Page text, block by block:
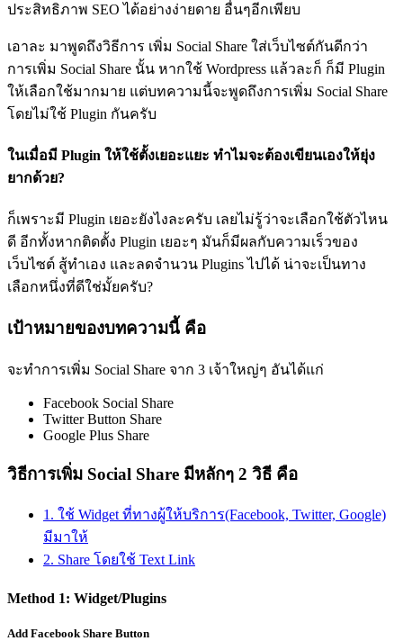
ประสิทธิภาพ SEO ได้อย่างง่ายดาย อื่นๆอีกเพียบ
เอาละ มาพูดถึงวิธีการ เพิ่ม Social Share ใส่เว็บไซต์กันดีกว่า
การเพิ่ม Social Share นั้น หากใช้ Wordpress แล้วละก็ ก็มี Plugin
ให้เลือกใช้มากมาย แต่บทความนี้จะพูดถึงการเพิ่ม Social Share
โดยไม่ใช้ Plugin กันครับ
ในเมื่อมี Plugin ให้ใช้ตั้งเยอะแยะ ทำไมจะต้องเขียนเองให้ยุ่ง
ยากด้วย?
ก็เพราะมี Plugin เยอะยังไงละครับ เลยไม่รู้ว่าจะเลือกใช้ตัวไหน
ดี อีกทั้งหากติดตั้ง Plugin เยอะๆ มันก็มีผลกับความเร็วของ
เว็บไซต์ สู้ทำเอง และลดจำนวน Plugins ไปได้ น่าจะเป็นทาง
เลือกหนึ่งที่ดีใช่มั้ยครับ?
เป้าหมายของบทความนี้ คือ
จะทำการเพิ่ม Social Share จาก 3 เจ้าใหญ่ๆ อันได้แก่
Facebook Social Share
Twitter Button Share
Google Plus Share
วิธีการเพิ่ม Social Share มีหลักๆ 2 วิธี คือ
1. ใช้ Widget ที่ทางผู้ให้บริการ(Facebook, Twitter, Google)
มีมาให้
2. Share โดยใช้ Text Link
Method 1: Widget/Plugins
Add Facebook Share Button